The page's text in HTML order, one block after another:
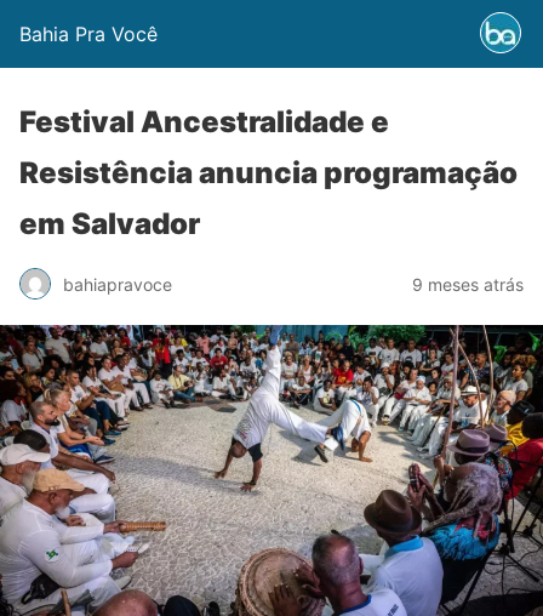
Bahia Pra Você
Festival Ancestralidade e
Resistência anuncia programação
em Salvador
bahiapravoce 9 meses atrás